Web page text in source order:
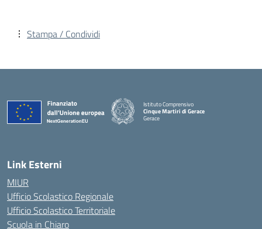
Stampa / Condividi
Istituto Comprensivo
Cinque Martiri di Gerace
Gerace
Link Esterni
MIUR
Ufficio Scolastico Regionale
Ufficio Scolastico Territoriale
Scuola in Chiaro